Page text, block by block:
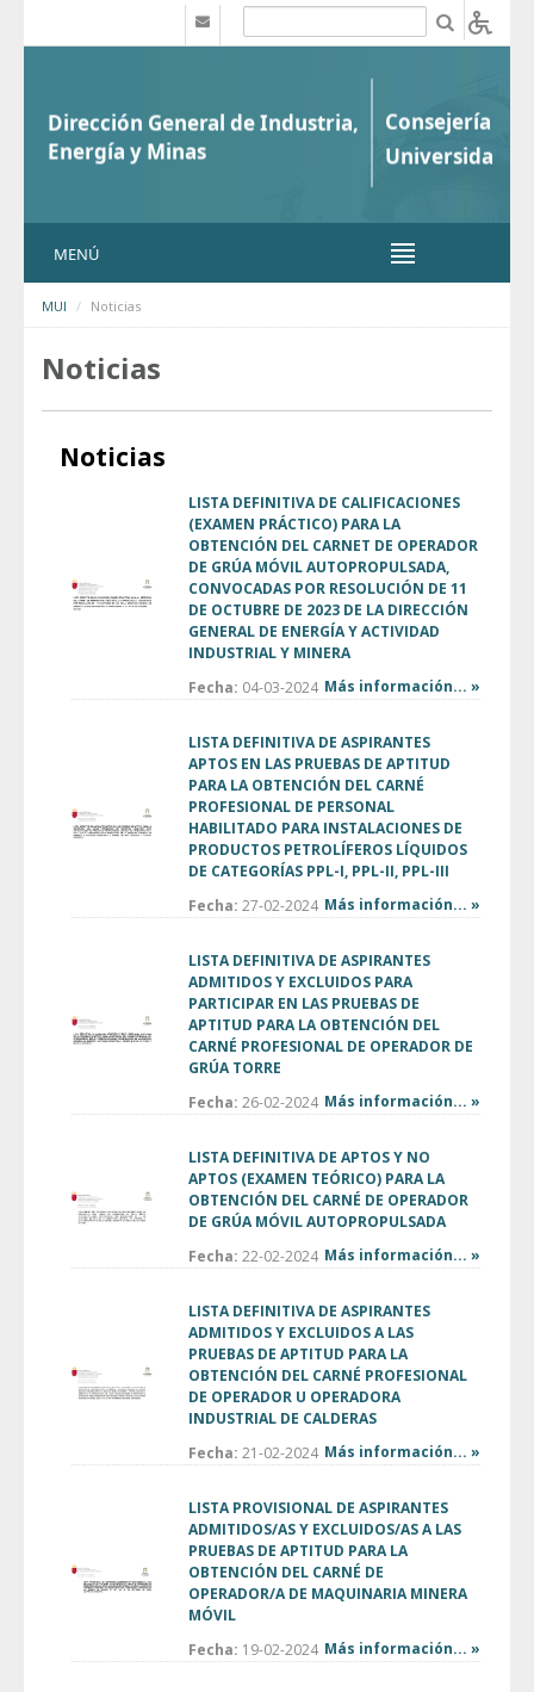
MENÚ
MUI Noticias
Noticias
Noticias
LISTA DEFINITIVA DE CALIFICACIONES
(EXAMEN PRÁCTICO) PARA LA
OBTENCIÓN DEL CARNET DE OPERADOR
DE GRÚA MÓVIL AUTOPROPULSADA,
CONVOCADAS POR RESOLUCIÓN DE 11
DE OCTUBRE DE 2023 DE LA DIRECCIÓN
GENERAL DE ENERGÍA Y ACTIVIDAD
INDUSTRIAL Y MINERA
Fecha: 04-03-2024 Más información... »
LISTA DEFINITIVA DE ASPIRANTES
APTOS EN LAS PRUEBAS DE APTITUD
PARA LA OBTENCIÓN DEL CARNÉ
PROFESIONAL DE PERSONAL
HABILITADO PARA INSTALACIONES DE
PRODUCTOS PETROLÍFEROS LÍQUIDOS
DE CATEGORÍAS PPL-I, PPL-II, PPL-III
Fecha: 27-02-2024 Más información... »
LISTA DEFINITIVA DE ASPIRANTES
ADMITIDOS Y EXCLUIDOS PARA
PARTICIPAR EN LAS PRUEBAS DE
APTITUD PARA LA OBTENCIÓN DEL
CARNÉ PROFESIONAL DE OPERADOR DE
GRÚA TORRE
Fecha: 26-02-2024 Más información... »
LISTA DEFINITIVA DE APTOS Y NO
APTOS (EXAMEN TEÓRICO) PARA LA
OBTENCIÓN DEL CARNÉ DE OPERADOR
DE GRÚA MÓVIL AUTOPROPULSADA
Fecha: 22-02-2024 Más información... »
LISTA DEFINITIVA DE ASPIRANTES
ADMITIDOS Y EXCLUIDOS A LAS
PRUEBAS DE APTITUD PARA LA
OBTENCIÓN DEL CARNÉ PROFESIONAL
DE OPERADOR U OPERADORA
INDUSTRIAL DE CALDERAS
Fecha: 21-02-2024 Más información... »
LISTA PROVISIONAL DE ASPIRANTES
ADMITIDOS/AS Y EXCLUIDOS/AS A LAS
PRUEBAS DE APTITUD PARA LA
OBTENCIÓN DEL CARNÉ DE
OPERADOR/A DE MAQUINARIA MINERA
MÓVIL
Fecha: 19-02-2024 Más información... »